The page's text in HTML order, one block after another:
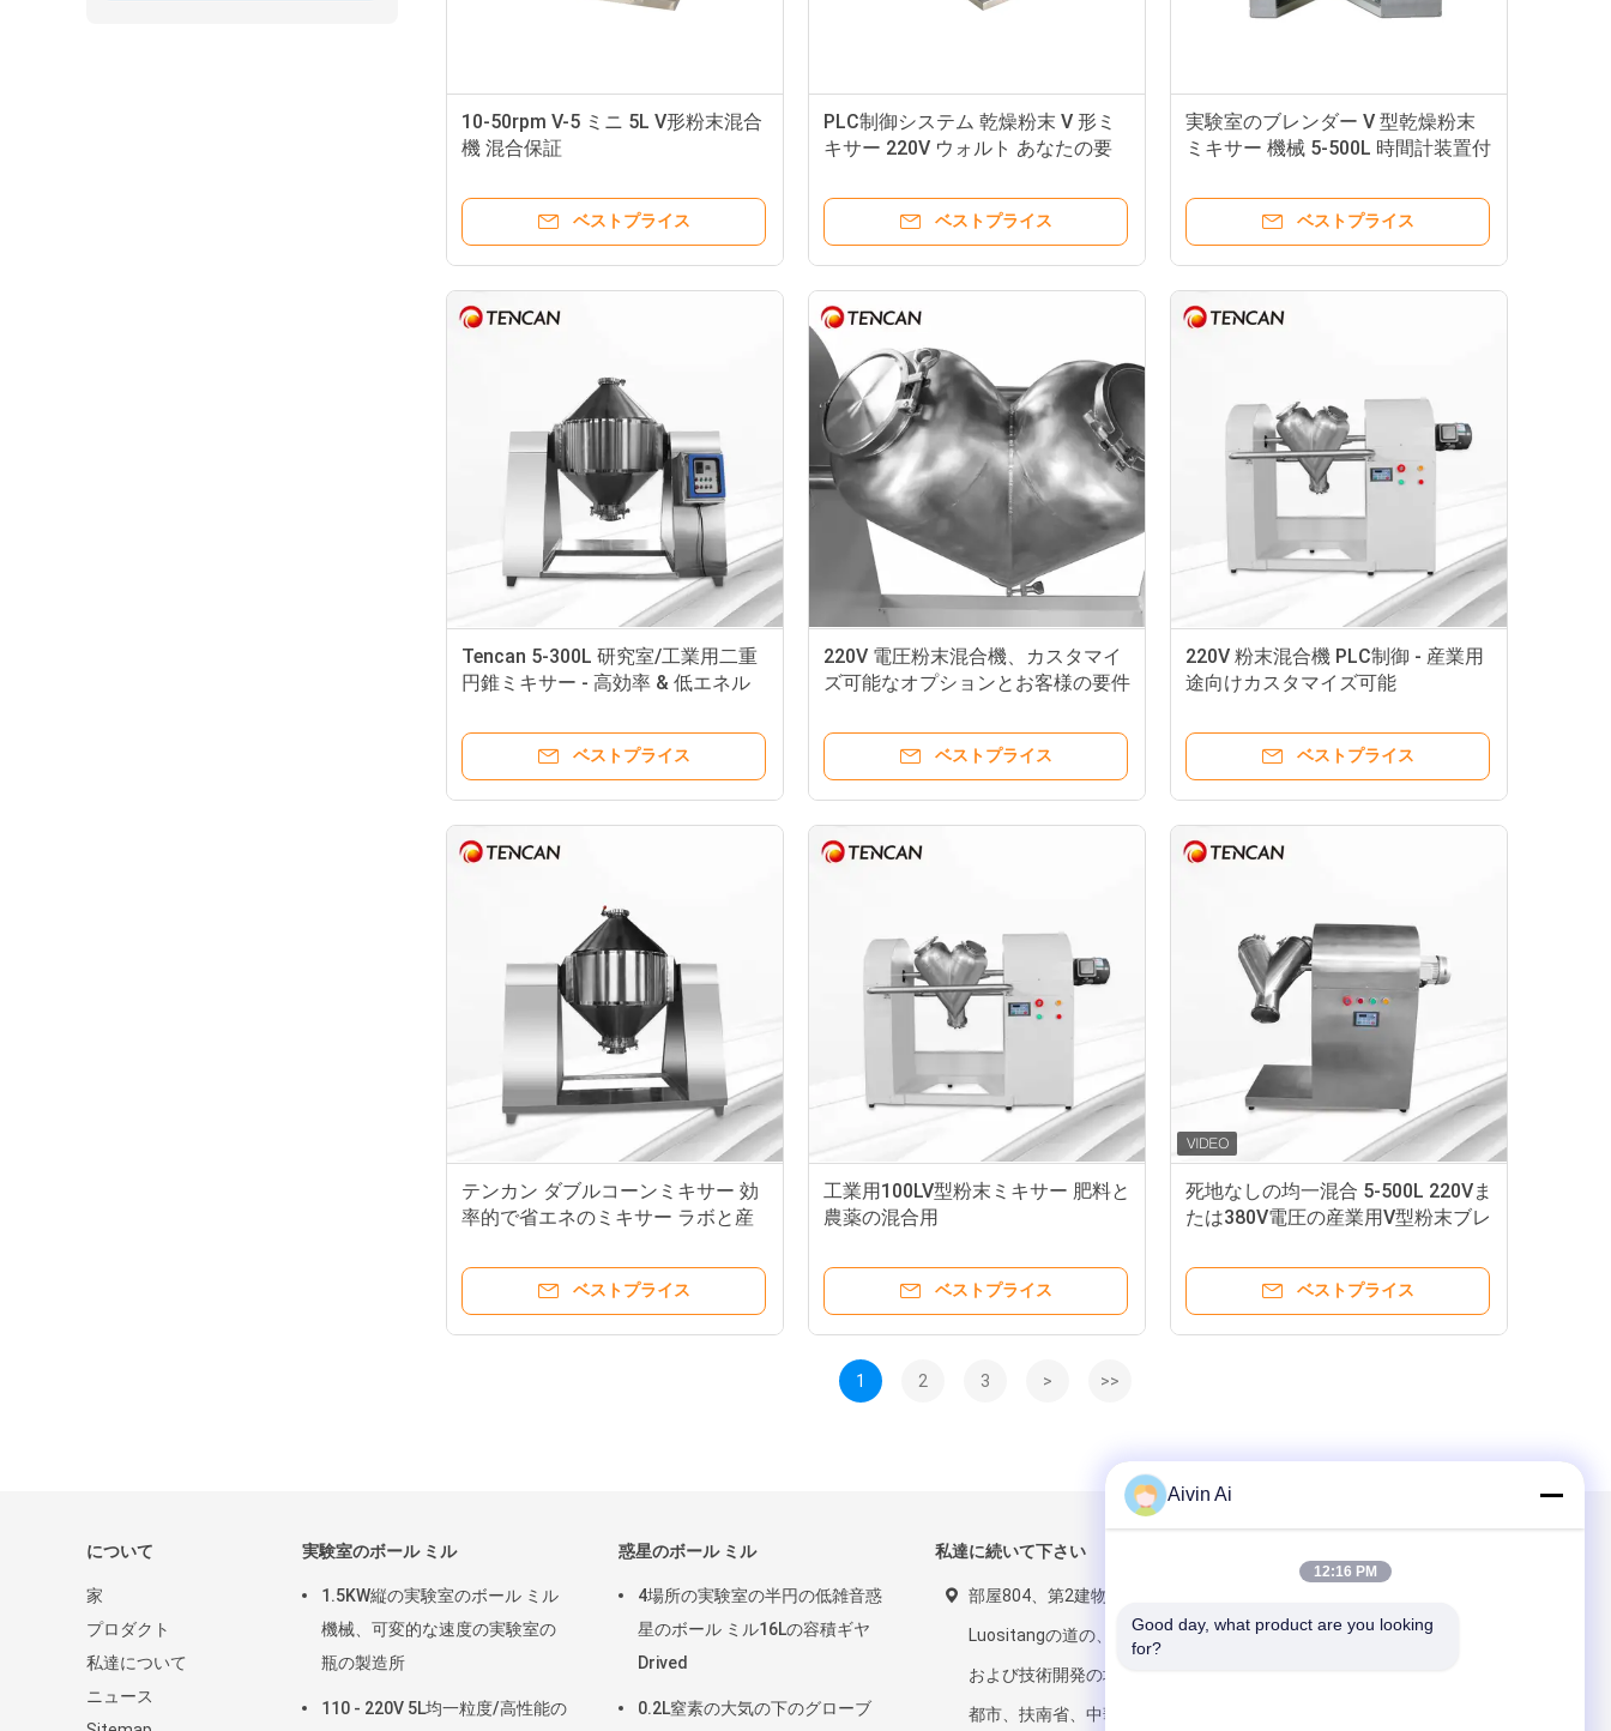
10-50rpm V-5 ミニ 5L V形粉末混合
機 混合保証
ベストプライス
PLC制御システム 乾燥粉末 V 形ミ
キサー 220V ウォルト あなたの要
ベストプライス
実験室のブレンダー V 型乾燥粉末
ミキサー 機械 5-500L 時間計装置付
ベストプライス
Tencan 5-300L 研究室/工業用二重
円錐ミキサー - 高効率 & 低エネル
ベストプライス
220V 電圧粉末混合機、カスタマイ
ズ可能なオプションとお客様の要件
ベストプライス
220V 粉末混合機 PLC制御 - 産業用
途向けカスタマイズ可能
ベストプライス
テンカン ダブルコーンミキサー 効
率的で省エネのミキサー ラボと産
ベストプライス
工業用100LV型粉末ミキサー 肥料と
農薬の混合用
ベストプライス
死地なしの均一混合 5-500L 220Vま
たは380V電圧の産業用V型粉末ブレ
ベストプライス
1 2 3 > >>
について
家
プロダクト
私達について
ニュース
実験室のボール ミル
1.5KW縦の実験室のボール ミル
機械、可変的な速度の実験室の
瓶の製造所
110 - 220V 5L均一粒度/高性能の
惑星のボール ミル
4場所の実験室の半円の低雑音惑
星のボール ミル16Lの容積ギヤ
Drived
0.2L窒素の大気の下のグローブ
私達に続いて下さい
部屋804、第2建物、No.68
Luositangの道の、経済的で
および技術開発の地帯、長沙
都市、扶南省、中華人民共和
Aivin Ai
12:16 PM
Good day, what product are you looking
for?